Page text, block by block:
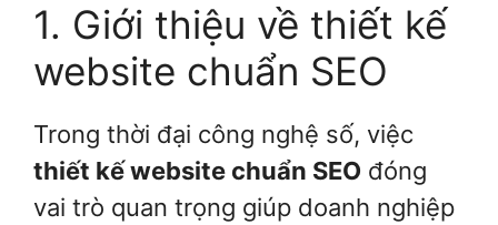
1. Giới thiệu về thiết kế
website chuẩn SEO
Trong thời đại công nghệ số, việc
thiết kế website chuẩn SEO đóng
vai trò quan trọng giúp doanh nghiệp